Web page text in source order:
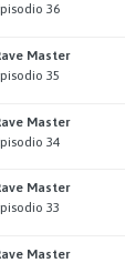
36
Master
35
Master
34
Master
33
Master